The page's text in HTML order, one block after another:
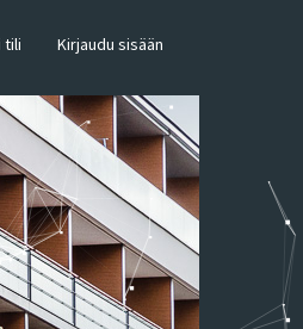
tili Kirjaudu sisään